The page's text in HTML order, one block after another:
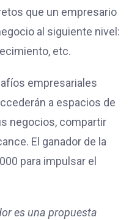
que un empresario
al siguiente nivel:
etc.
empresariales
a espacios de
negocios, compartir
El ganador de la
para impulsar el
es una propuesta